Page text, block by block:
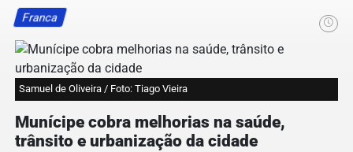
Franca
Samuel de Oliveira / Foto: Tiago Vieira
Munícipe cobra melhorias na saúde,
trânsito e urbanização da cidade